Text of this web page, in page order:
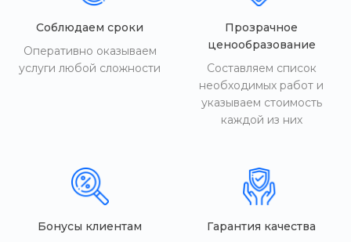
Соблюдаем сроки
Оперативно оказываем
услуги любой сложности
Прозрачное
ценообразование
Составляем список
необходимых работ и
указываем стоимость
каждой из них
Бонусы клиентам
Гарантия качества